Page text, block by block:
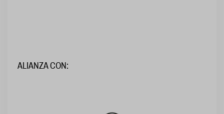
ALIANZA CON: